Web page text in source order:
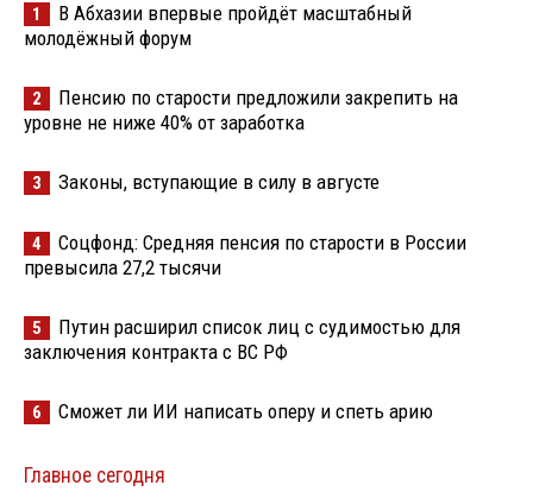
1
В Абхазии впервые пройдёт масштабный
молодёжный форум
2
Пенсию по старости предложили закрепить на
уровне не ниже 40% от заработка
3 Законы, вступающие в силу в августе
4
Соцфонд: Средняя пенсия по старости в России
превысила 27,2 тысячи
5
Путин расширил список лиц с судимостью для
заключения контракта с ВС РФ
6 Сможет ли ИИ написать оперу и спеть арию
Главное сегодня